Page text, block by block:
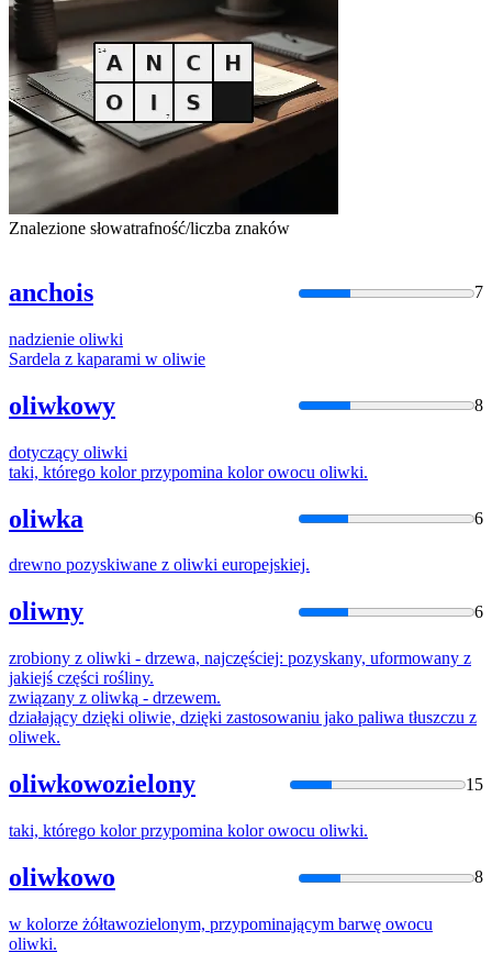
Znalezione słowatrafność/liczba znaków
anchois 7
nadzienie oliwki
Sardela z kaparami w oliwie
oliwkowy 8
dotyczący oliwki
taki, którego kolor przypomina kolor owocu oliwki.
oliwka 6
drewno pozyskiwane z oliwki europejskiej.
oliwny 6
zrobiony z oliwki - drzewa, najczęściej: pozyskany, uformowany z
jakiejś części rośliny.
związany z oliwką - drzewem.
działający dzięki oliwie, dzięki zastosowaniu jako paliwa tłuszczu z
oliwek.
oliwkowozielony 15
taki, którego kolor przypomina kolor owocu oliwki.
oliwkowo 8
w kolorze żółtawozielonym, przypominającym barwę owocu
oliwki.